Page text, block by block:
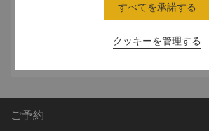
20 24
ご予約
クッキーを管理する
すべてを承諾する